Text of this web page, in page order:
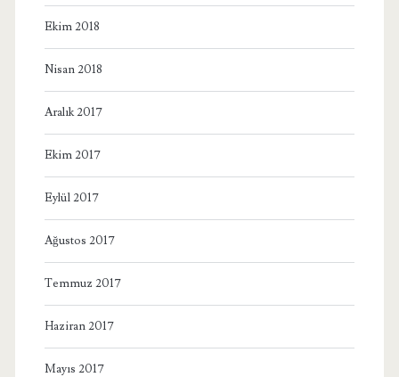
Ekim 2018
Nisan 2018
Aralık 2017
Ekim 2017
Eylül 2017
Ağustos 2017
Temmuz 2017
Haziran 2017
Mayıs 2017